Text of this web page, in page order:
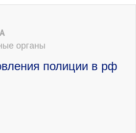
органы
полиции в рф